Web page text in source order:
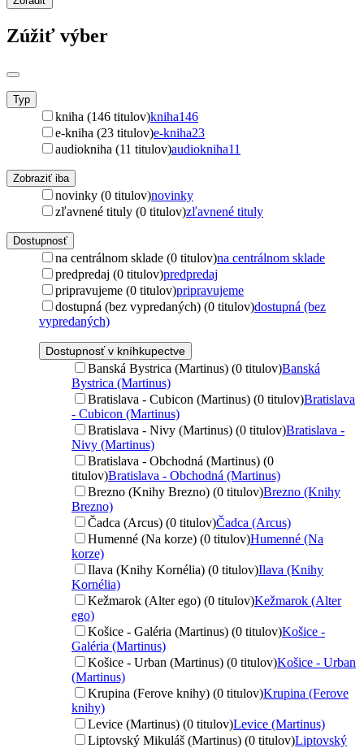
Zúžiť výber
Typ
kniha (146 titulov)kniha146
e-kniha (23 titulov)e-kniha23
audiokniha (11 titulov)audiokniha11
Zobraziť iba
novinky (0 titulov)novinky
zľavnené tituly (0 titulov)zľavnené tituly
Dostupnosť
na centrálnom sklade (0 titulov)na centrálnom sklade
predpredaj (0 titulov)predpredaj
pripravujeme (0 titulov)pripravujeme
dostupná (bez vypredaných) (0 titulov)dostupná (bez
vypredaných)
Dostupnosť v kníhkupectve
Banská Bystrica (Martinus) (0 titulov)Banská
Bystrica (Martinus)
Bratislava - Cubicon (Martinus) (0 titulov)Bratislava
- Cubicon (Martinus)
Bratislava - Nivy (Martinus) (0 titulov)Bratislava -
Nivy (Martinus)
Bratislava - Obchodná (Martinus) (0
titulov)Bratislava - Obchodná (Martinus)
Brezno (Knihy Brezno) (0 titulov)Brezno (Knihy
Brezno)
Čadca (Arcus) (0 titulov)Čadca (Arcus)
Humenné (Na korze) (0 titulov)Humenné (Na
korze)
Ilava (Knihy Kornélia) (0 titulov)Ilava (Knihy
Kornélia)
Kežmarok (Alter ego) (0 titulov)Kežmarok (Alter
ego)
Košice - Galéria (Martinus) (0 titulov)Košice -
Galéria (Martinus)
Košice - Urban (Martinus) (0 titulov)Košice - Urban
(Martinus)
Krupina (Ferove knihy) (0 titulov)Krupina (Ferove
knihy)
Levice (Martinus) (0 titulov)Levice (Martinus)
Liptovský Mikuláš (Martinus) (0 titulov)Liptovský